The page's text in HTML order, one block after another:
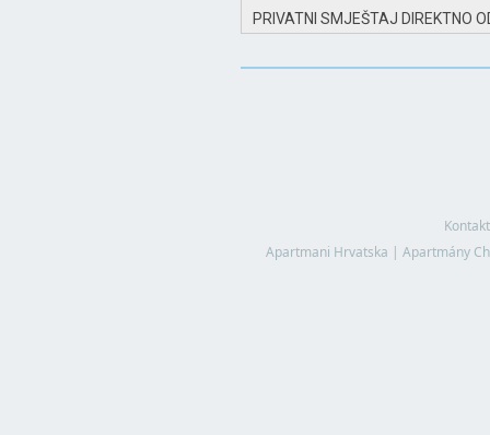
PRIVATNI SMJEŠTAJ DIREKTNO
Kontakt
Apartmani Hrvatska | Apartmány